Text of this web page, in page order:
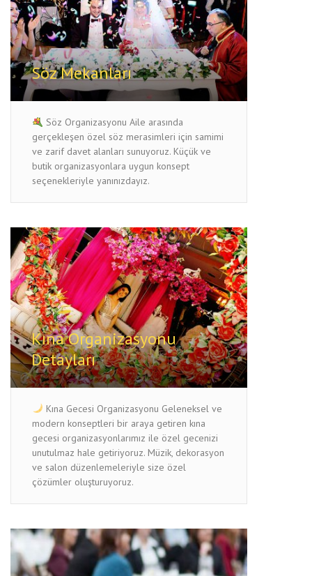
Söz Mekanları
Söz Organizasyonu Aile arasında
gerçekleşen özel söz merasimleri için samimi
ve zarif davet alanları sunuyoruz. Küçük ve
butik organizasyonlara uygun konsept
seçenekleriyle yanınızdayız.
Kına Organizasyonu
Detayları
Kına Gecesi Organizasyonu Geleneksel ve
modern konseptleri bir araya getiren kına
gecesi organizasyonlarımız ile özel gecenizi
unutulmaz hale getiriyoruz. Müzik, dekorasyon
ve salon düzenlemeleriyle size özel
çözümler oluşturuyoruz.